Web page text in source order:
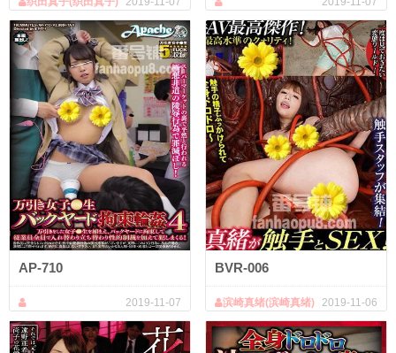
河奈亚依
AP-710
2019-11-07
BVR-006
2019-11-06
滨崎真绪(滨崎真绪)